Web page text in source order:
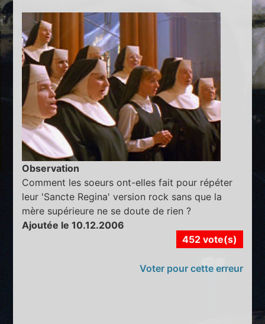
Observation
Comment les soeurs ont-elles fait pour répéter
leur 'Sancte Regina' version rock sans que la
mère supérieure ne se doute de rien ?
Ajoutée le 10.12.2006
452 vote(s)
Voter pour cette erreur